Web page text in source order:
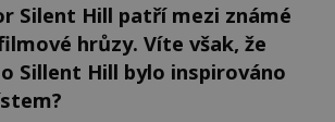
Silent Hill patří mezi známé
hrůzy. Víte však, že
Sillent Hill bylo inspirováno